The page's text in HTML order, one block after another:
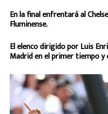
En la final enfrentará al
Fluminense.
El elenco dirigido por Luis
Madrid en el primer tiempo y